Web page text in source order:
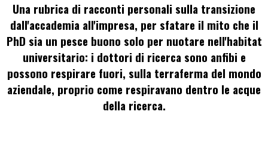
Una rubrica di racconti personali sulla transizione
dall'accademia all'impresa, per sfatare il mito che il
PhD sia un pesce buono solo per nuotare nell'habitat
universitario: i dottori di ricerca sono anfibi e
possono respirare fuori, sulla terraferma del mondo
aziendale, proprio come respiravano dentro le acque
della ricerca.